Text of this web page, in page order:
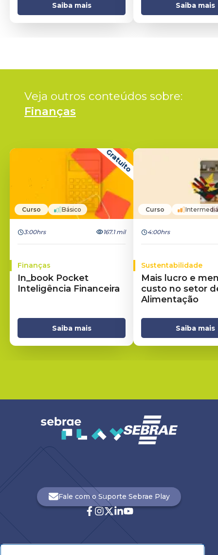
Saiba mais Saiba mais
Finanças
Gratuito
Curso Básico
3:00hrs 167.1 mil
Finanças
In_book Pocket
Inteligência Financeira
Saiba mais
Curso
4:00hrs
Sustentabilidade
Mais lucro e
custo no setor
Alimentação
Saiba mais
Fale com o Suporte Sebrae Play